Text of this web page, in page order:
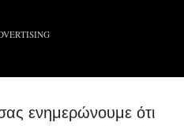
ενημερώνουμε ότι